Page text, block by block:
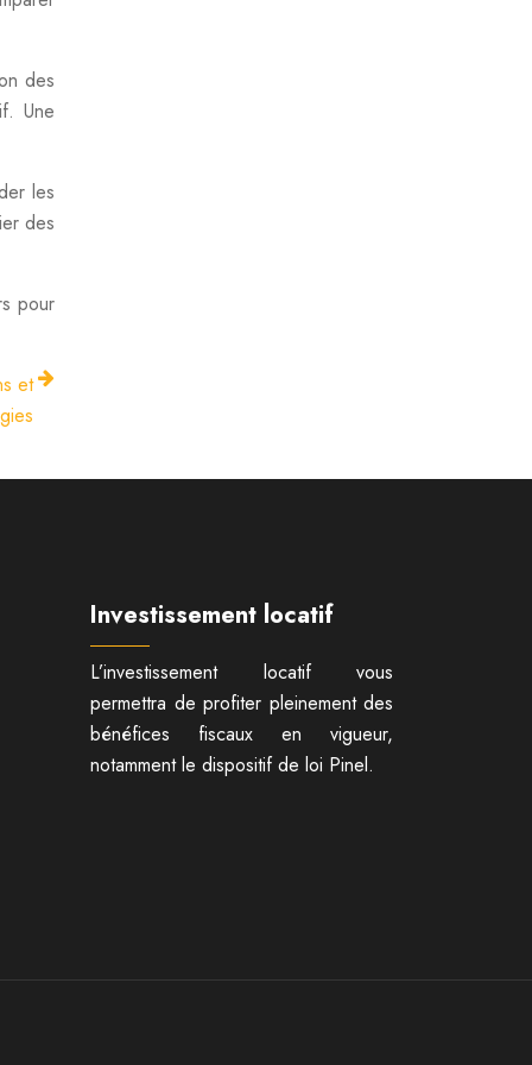
des
Une
les
des
pour
et
Investissement locatif
L’investissement locatif vous
permettra de profiter pleinement des
bénéfices fiscaux en vigueur,
notamment le dispositif de loi Pinel.